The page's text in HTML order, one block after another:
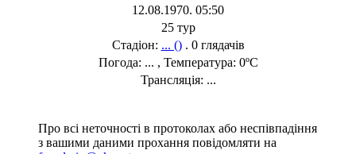
12.08.1970. 05:50
25 тур
Стадіон: ... (). 0 глядачів
Погода: ... , Температура: 0ºC
Трансляція: ...
Про всі неточності в протоколах або неспівпадіння
з вашими даними прохання повідомляти на